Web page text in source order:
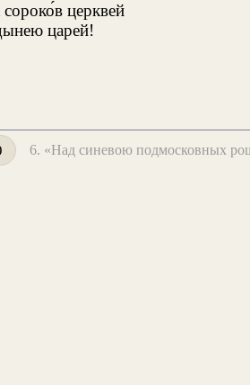
церквей
царей!
6. «Над синевою подмосковных